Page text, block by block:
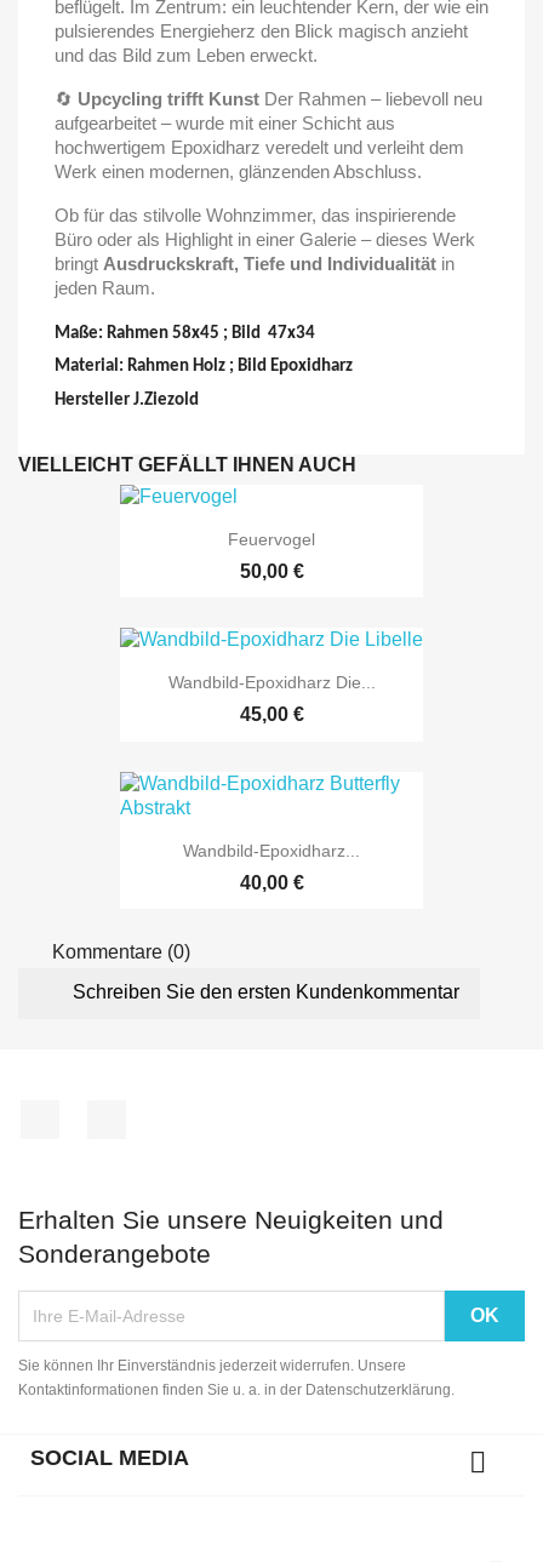
beflügelt. Im Zentrum: ein leuchtender Kern, der wie ein
pulsierendes Energieherz den Blick magisch anzieht
und das Bild zum Leben erweckt.
🔄 Upcycling trifft Kunst Der Rahmen – liebevoll neu
aufgearbeitet – wurde mit einer Schicht aus
hochwertigem Epoxidharz veredelt und verleiht dem
Werk einen modernen, glänzenden Abschluss.
Ob für das stilvolle Wohnzimmer, das inspirierende
Büro oder als Highlight in einer Galerie – dieses Werk
bringt Ausdruckskraft, Tiefe und Individualität in
jeden Raum.
Maße: Rahmen 58x45 ; Bild 47x34
Material: Rahmen Holz ; Bild Epoxidharz
Hersteller J.Ziezold
VIELLEICHT GEFÄLLT IHNEN AUCH
Feuervogel
50,00 €
Wandbild-Epoxidharz Die...
45,00 €
Wandbild-Epoxidharz...
40,00 €
Kommentare (0)
Schreiben Sie den ersten Kundenkommentar
Erhalten Sie unsere Neuigkeiten und
Sonderangebote
Sie können Ihr Einverständnis jederzeit widerrufen. Unsere
Kontaktinformationen finden Sie u. a. in der Datenschutzerklärung.
SOCIAL MEDIA 